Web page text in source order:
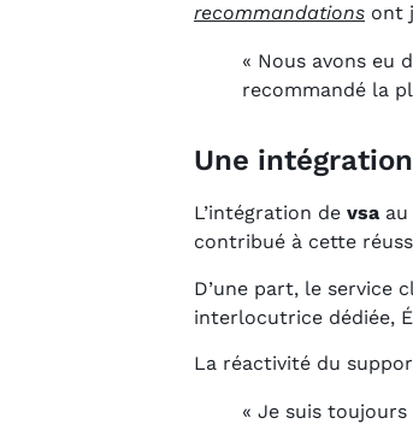
recommandations ont
« Nous avons eu
recommandé la
Une
L’intégration de vsa
contribué à cette
D’une part, le service
interlocutrice dédiée,
La réactivité du
« Je suis